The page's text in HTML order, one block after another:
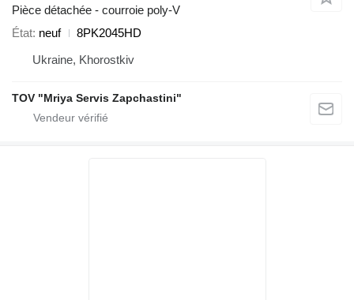
Pièce détachée - courroie poly-V
État neuf
8PK2045HD
Ukraine, Khorostkiv
TOV "Mriya Servis Zapchastini"